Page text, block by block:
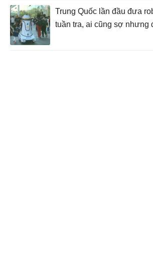
Trung Quốc lần đầu đưa
tuần tra, ai cũng sợ nhưng